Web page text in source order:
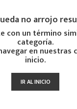
no arrojo
con un término
categoría.
en nuestras
inicio.
IR AL INICIO